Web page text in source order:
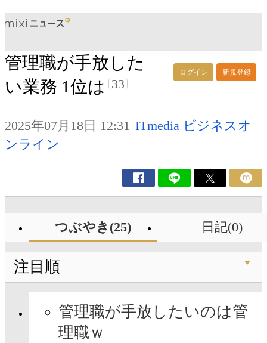
ログイン 新規登録
管理職が手放した
い業務 1位は 33
2025年07月18日 12:31 ITmedia ビジネスオ
ンライン
つぶやき(25) 日記(0)
注目順
管理職が手放したいのは管
理職ｗ